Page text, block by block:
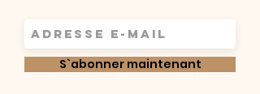
S`abonner maintenant